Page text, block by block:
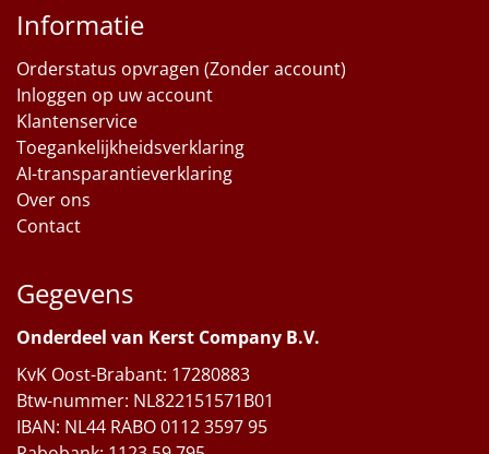
Informatie
Orderstatus opvragen (Zonder account)
Inloggen op uw account
Klantenservice
Toegankelijkheidsverklaring
AI-transparantieverklaring
Over ons
Contact
Gegevens
Onderdeel van Kerst Company B.V.
KvK Oost-Brabant: 17280883
Btw-nummer: NL822151571B01
IBAN: NL44 RABO 0112 3597 95